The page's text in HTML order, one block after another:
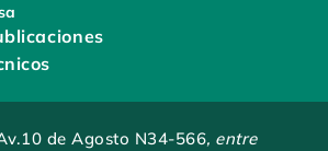
de Agosto N34-566, entre